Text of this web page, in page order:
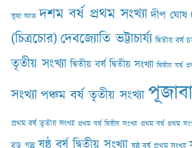
তৃষা আঢ‍্য দশম বর্ষ প্রথম সংখ্যা দীপ ঘোষ
(চিত্রচোর)দেবজ্যোতি ভট্টাচার্য্য দ্বিতীয় বর্ষ
তৃতীয় সংখ্যা দ্বিতীয় বর্ষ দ্বিতীয় সংখ্যা দ্বিতীয় বর্ষ
সংখ্যাপঞ্চম বর্ষ তৃতীয় সংখ্যা
প্রথম বর্ষ তৃতীয় সংখ্যা প্রথম বর্ষ দ্বিতীয় সংখ্যা প্রথম বর্ষ প্রথম